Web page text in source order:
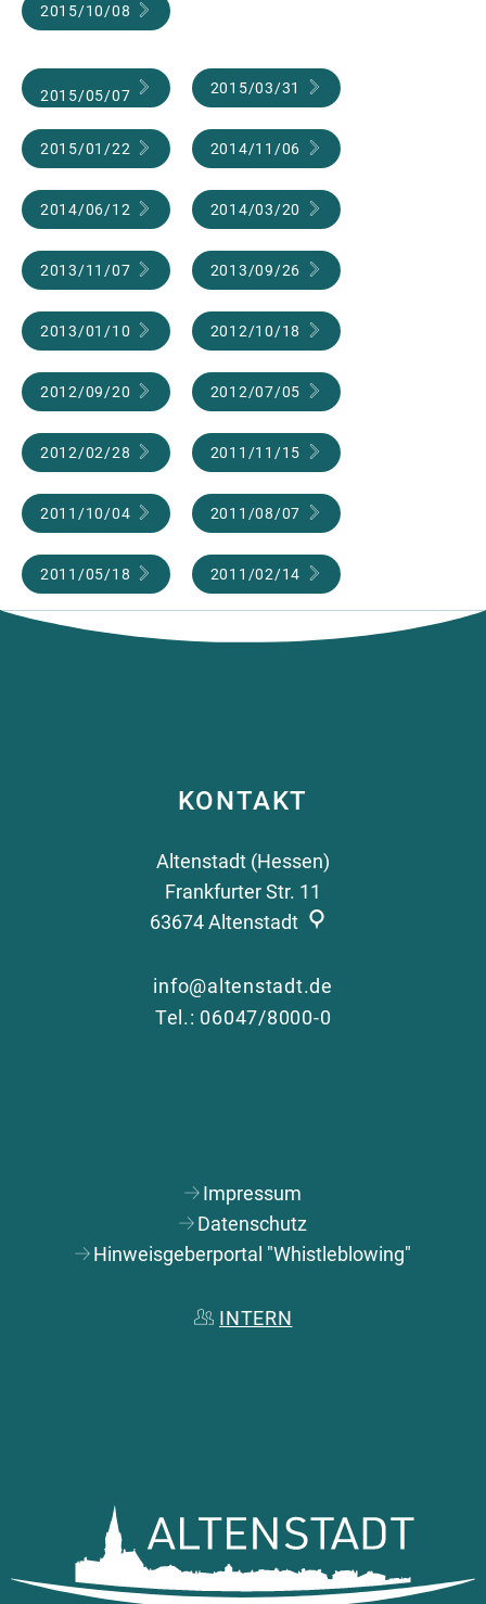
2015/10/08
2015/05/07 2015/03/31
2015/01/22 2014/11/06
2014/06/12 2014/03/20
2013/11/07 2013/09/26
2013/01/10 2012/10/18
2012/09/20 2012/07/05
2012/02/28 2011/11/15
2011/10/04 2011/08/07
2011/05/18 2011/02/14
KONTAKT
Altenstadt (Hessen)
Frankfurter Str. 11
63674 Altenstadt
info@altenstadt.de
Tel.: 06047/8000-0
Impressum
Datenschutz
Hinweisgeberportal "Whistleblowing"
INTERN